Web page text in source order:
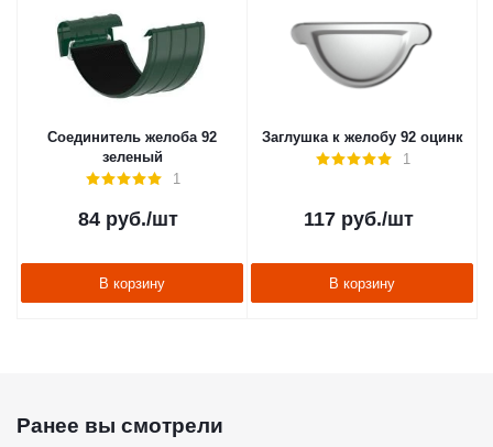
Соединитель желоба 92
зеленый
1
84 руб./шт
В корзину
Заглушка к желобу 92 оцинк
1
117руб./шт
В корзину
Ранее вы смотрели